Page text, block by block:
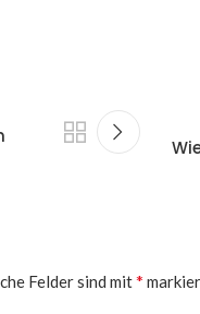
Felder sind mit*